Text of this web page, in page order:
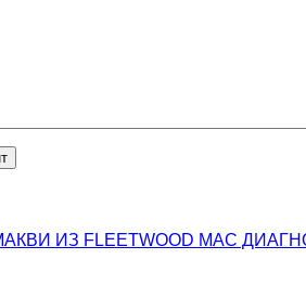
ИЗ FLEETWOOD MAC